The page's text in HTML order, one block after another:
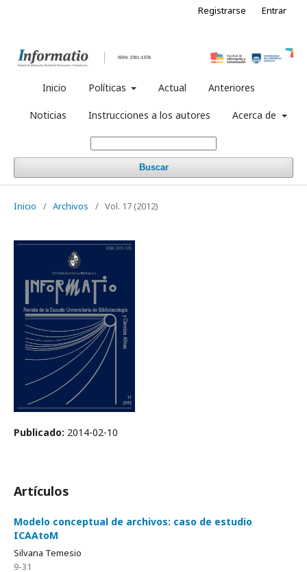
Inicio Políticas Actual Anteriores
Noticias Instrucciones a los autores Acerca de
Buscar
Registrarse Entrar
Inicio / Archivos / Vol. 17 (2012)
Publicado: 2014-02-10
Artículos
Modelo conceptual de archivos: caso de estudio
ICAAtoM
Silvana Temesio
9-31